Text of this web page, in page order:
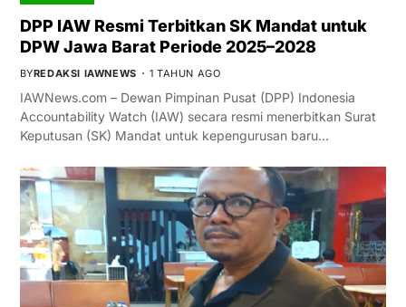
DPP IAW Resmi Terbitkan SK Mandat untuk
DPW Jawa Barat Periode 2025–2028
BYREDAKSI IAWNEWS 1 TAHUN AGO
IAWNews.com – Dewan Pimpinan Pusat (DPP) Indonesia
Accountability Watch (IAW) secara resmi menerbitkan Surat
Keputusan (SK) Mandat untuk kepengurusan baru…